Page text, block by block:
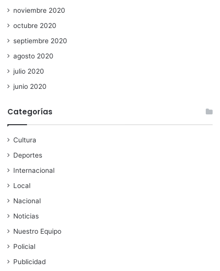
noviembre 2020
octubre 2020
septiembre 2020
agosto 2020
julio 2020
junio 2020
Categorías
Cultura
Deportes
Internacional
Local
Nacional
Noticias
Nuestro Equipo
Policial
Publicidad